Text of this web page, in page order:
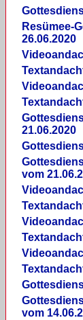
Re­sü­mee-
26.06.2020
21.06.2020
vom
vom